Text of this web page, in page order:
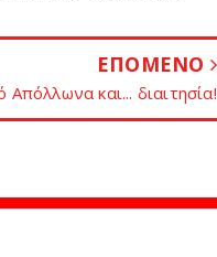
ΕΠΟΜΕΝΟ
Aπόλλωνα και... διαιτησία!